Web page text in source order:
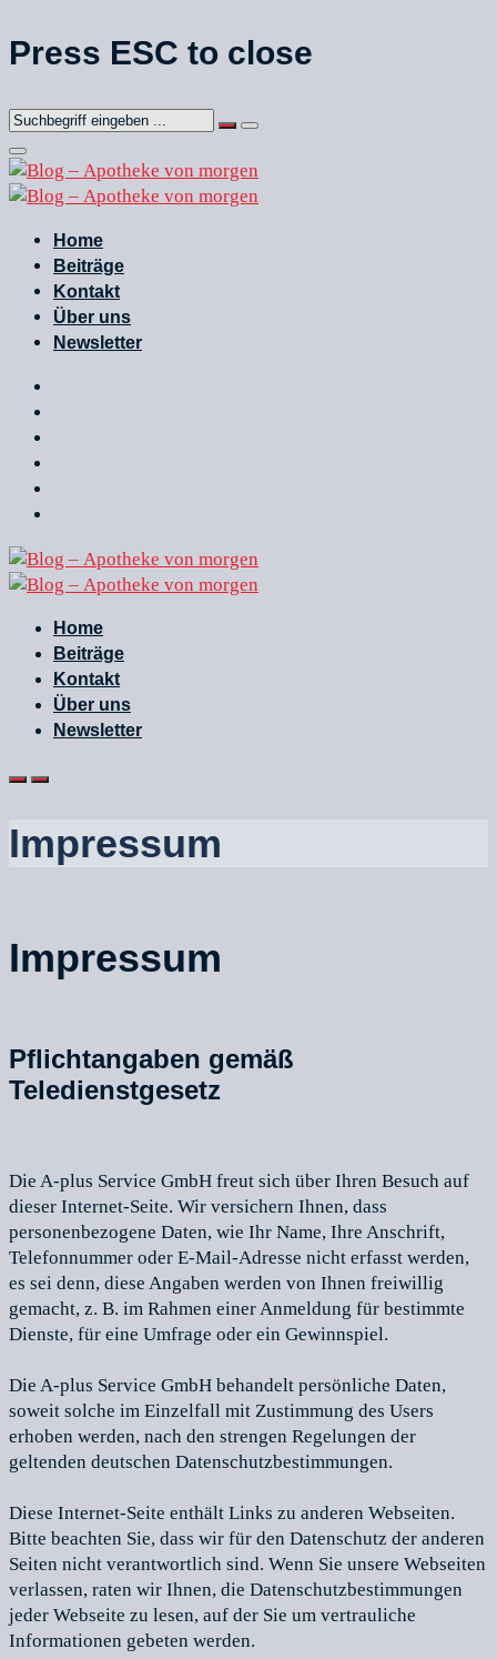
Press ESC to close
Home
Beiträge
Kontakt
Über uns
Newsletter
Home
Beiträge
Kontakt
Über uns
Newsletter
Impressum
Impressum
Pflichtangaben gemäß
Teledienstgesetz
Die A-plus Service GmbH freut sich über Ihren Besuch auf
dieser Internet-Seite. Wir versichern Ihnen, dass
personenbezogene Daten, wie Ihr Name, Ihre Anschrift,
Telefonnummer oder E-Mail-Adresse nicht erfasst werden,
es sei denn, diese Angaben werden von Ihnen freiwillig
gemacht, z. B. im Rahmen einer Anmeldung für bestimmte
Dienste, für eine Umfrage oder ein Gewinnspiel.
Die A-plus Service GmbH behandelt persönliche Daten,
soweit solche im Einzelfall mit Zustimmung des Users
erhoben werden, nach den strengen Regelungen der
geltenden deutschen Datenschutzbestimmungen.
Diese Internet-Seite enthält Links zu anderen Webseiten.
Bitte beachten Sie, dass wir für den Datenschutz der anderen
Seiten nicht verantwortlich sind. Wenn Sie unsere Webseiten
verlassen, raten wir Ihnen, die Datenschutzbestimmungen
jeder Webseite zu lesen, auf der Sie um vertrauliche
Informationen gebeten werden.